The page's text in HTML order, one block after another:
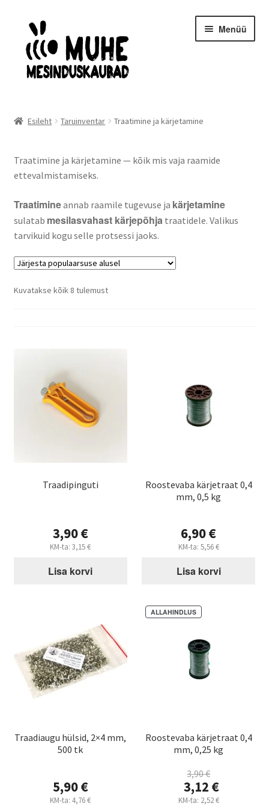
Liigu
navigeerimisele
Liigu
juurde
Menüü
Kaitseriietus
Mesindusinventar
Taruinventar
Meekäitlus
Kahjuritõrje
Mesinduskonsultatsioon
Ostukorv
Mee RNA analüüs
Kuidas paarunud mesilasema peresse anda? Samm-
Mesilasemade KKK – korduma kippuvad küsimused
Buy queen bees from Estonia — Buckfast & Ligustica (Muhe
Kuidas alustada mesindusega – algaja stardikomplekt
Kuidas valida meevurr – tüübid ja suurus
Esileht Taruinventar Traatimine ja kärjetamine
Traatimine ja kärjetamine — kõik mis vaja raamide
ettevalmistamiseks.
Traatimineannab raamile tugevuse ja kärjetamine
sulatab mesilasvahast kärjepõhja traatidele. Valikus
tarvikuid kogu selle protsessi jaoks.
Kuvatakse kõik 8 tulemustSorteeritud
Traadipinguti
3,90€
KM-ta:3,15€
Lisa korvi
Roostevaba kärjetraat 0,4
mm, 0,5 kg
6,90€
KM-ta: 5,56€
Lisa korvi
Traadiaugu hülsid, 2×4 mm,
500 tk
5,90€
KM-ta:4,76€
Roostevaba kärjetraat 0,4
mm, 0,25 kg
ALLAHINDLUS
3,90€
Algne
hind
3,12 €
Praegune
KM-ta: 2,52€